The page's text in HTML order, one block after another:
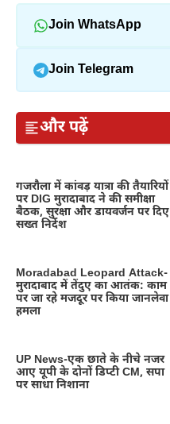
Join WhatsApp
Join Telegram
और पढ़ें
गजरौला में कांवड़ यात्रा की तैयारियों
पर DIG मुरादाबाद ने की समीक्षा
बैठक, सुरक्षा और डायवर्जन पर दिए
सख्त निर्देश
Moradabad Leopard Attack-
मुरादाबाद में तेंदुए का आतंक: काम
पर जा रहे मजदूर पर किया जानलेवा
हमला
UP News-एक छाते के नीचे नजर
आए यूपी के दोनों डिप्टी CM, सपा
पर साधा निशाना